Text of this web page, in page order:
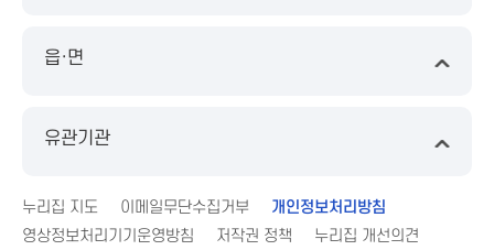
읍·면
유관기관
누리집 지도 이메일무단수집거부
개인정보처리방침
영상정보처리기기운영방침
저작권 정책 누리집 개선의견